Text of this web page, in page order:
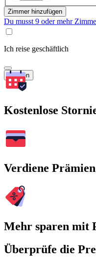
Zimmer hinzufügen
Du musst 9 oder mehr
Ich reise geschäftlich
Suchen
Kostenlose
Verdiene
Mehr sparen mit
Überprüfe die